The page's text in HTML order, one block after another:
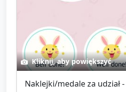
Kliknij, aby powiększyć
Naklejki/medale za udział